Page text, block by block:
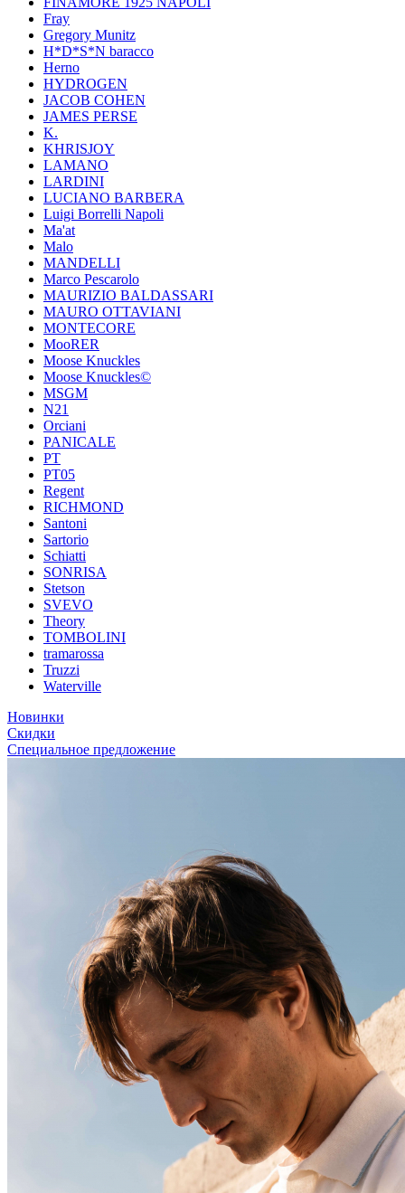
Fray
Gregory Munitz
H*D*S*N baracco
Herno
HYDROGEN
JACOB COHEN
JAMES PERSE
K.
KHRISJOY
LAMANO
LARDINI
LUCIANO BARBERA
Luigi Borrelli Napoli
Ma'at
Malo
MANDELLI
Marco Pescarolo
MAURIZIO BALDASSARI
MAURO OTTAVIANI
MONTECORE
MooRER
Moose Knuckles
Moose Knuckles©️
MSGM
N21
Orciani
PANICALE
PT
PT05
Regent
RICHMOND
Santoni
Sartorio
Schiatti
SONRISA
Stetson
SVEVO
Theory
TOMBOLINI
tramarossa
Truzzi
Waterville
Новинки
Скидки
Специальное предложение